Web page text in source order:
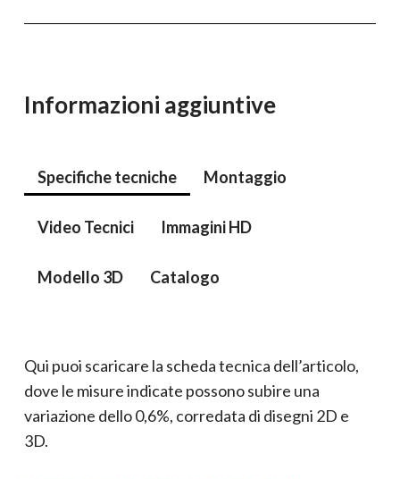
Informazioni aggiuntive
Specifiche tecniche Montaggio
Video Tecnici Immagini HD
Modello 3D Catalogo
Qui puoi scaricare la scheda tecnica dell’articolo,
dove le misure indicate possono subire una
variazione dello 0,6%, corredata di disegni 2D e
3D.